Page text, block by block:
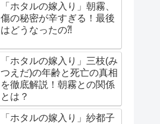
「ホタルの嫁入り」朝霧、
傷の秘密が辛すぎる！最後
はどうなったの⁈
「ホタルの嫁入り」三枝(み
つえだ)の年齢と死亡の真相
を徹底解説！朝霧との関係
とは？
「ホタルの嫁入り」紗都子